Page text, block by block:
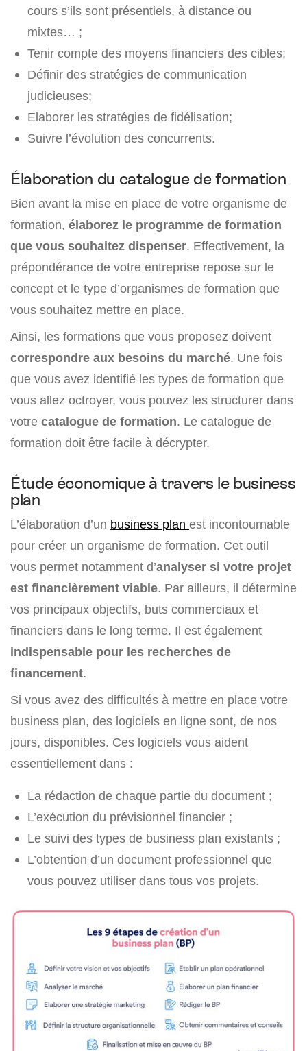
cours s’ils sont présentiels, à distance ou
mixtes… ;
Tenir compte des moyens financiers des cibles;
Définir des stratégies de communication
judicieuses;
Elaborer les stratégies de fidélisation;
Suivre l’évolution des concurrents.
Élaboration du catalogue de formation
Bien avant la mise en place de votre organisme de
formation, élaborez le programme de formation
que vous souhaitez dispenser. Effectivement, la
prépondérance de votre entreprise repose sur le
concept et le type d’organismes de formation que
vous souhaitez mettre en place.
Ainsi, les formations que vous proposez doivent
correspondre aux besoins du marché. Une fois
que vous avez identifié les types de formation que
vous allez octroyer, vous pouvez les structurer dans
votre catalogue de formation. Le catalogue de
formation doit être facile à décrypter.
Étude économique à travers le business
plan
L’élaboration d’un business plan est incontournable
pour créer un organisme de formation. Cet outil
vous permet notamment d’analyser si votre projet
est financièrement viable. Par ailleurs, il détermine
vos principaux objectifs, buts commerciaux et
financiers dans le long terme. Il est également
indispensable pour les recherches de
financement.
Si vous avez des difficultés à mettre en place votre
business plan, des logiciels en ligne sont, de nos
jours, disponibles. Ces logiciels vous aident
essentiellement dans :
La rédaction de chaque partie du document ;
L’exécution du prévisionnel financier ;
Le suivi des types de business plan existants ;
L’obtention d’un document professionnel que
vous pouvez utiliser dans tous vos projets.